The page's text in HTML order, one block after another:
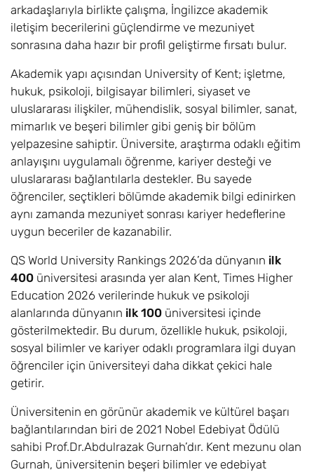
arkadaşlarıyla birlikte çalışma, İngilizce akademik
iletişim becerilerini güçlendirme ve mezuniyet
sonrasına daha hazır bir profil geliştirme fırsatı bulur.
Akademik yapı açısından University of Kent; işletme,
hukuk, psikoloji, bilgisayar bilimleri, siyaset ve
uluslararası ilişkiler, mühendislik, sosyal bilimler, sanat,
mimarlık ve beşeri bilimler gibi geniş bir bölüm
yelpazesine sahiptir. Üniversite, araştırma odaklı eğitim
anlayışını uygulamalı öğrenme, kariyer desteği ve
uluslararası bağlantılarla destekler. Bu sayede
öğrenciler, seçtikleri bölümde akademik bilgi edinirken
aynı zamanda mezuniyet sonrası kariyer hedeflerine
uygun beceriler de kazanabilir.
QS World University Rankings 2026’da dünyanın ilk
400 üniversitesi arasında yer alan Kent, Times Higher
Education 2026 verilerinde hukuk ve psikoloji
alanlarında dünyanın ilk 100 üniversitesi içinde
gösterilmektedir. Bu durum, özellikle hukuk, psikoloji,
sosyal bilimler ve kariyer odaklı programlara ilgi duyan
öğrenciler için üniversiteyi daha dikkat çekici hale
getirir.
Üniversitenin en görünür akademik ve kültürel başarı
bağlantılarından biri de 2021 Nobel Edebiyat Ödülü
sahibi Prof.Dr.Abdulrazak Gurnah’dır. Kent mezunu olan
Gurnah, üniversitenin beşeri bilimler ve edebiyat